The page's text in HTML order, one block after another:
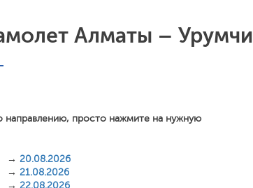
Алматы – Урумчи
направлению, просто нажмите на нужную
→ 20.08.2026
→ 21.08.2026
→ 22.08.2026